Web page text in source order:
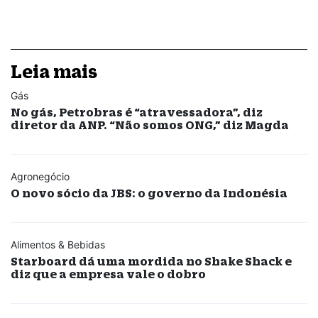
Leia mais
Gás
No gás, Petrobras é “atravessadora”, diz
diretor da ANP. “Não somos ONG,” diz Magda
Agronegócio
O novo sócio da JBS: o governo da Indonésia
Alimentos & Bebidas
Starboard dá uma mordida no Shake Shack e
diz que a empresa vale o dobro